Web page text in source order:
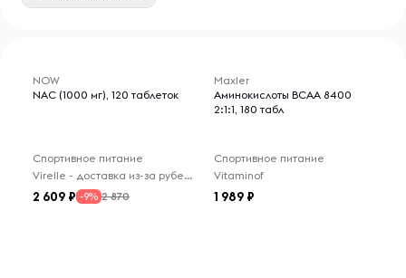
NOW
NAC (1000 мг), 120 таблеток
Спортивное питание
Virelle - доставка из-за рубежа
2 609 -9% 2 870
Maxler
Аминокислоты BCAA 8400
2:1:1, 180 табл
Спортивное питание
Vitaminof
1 989